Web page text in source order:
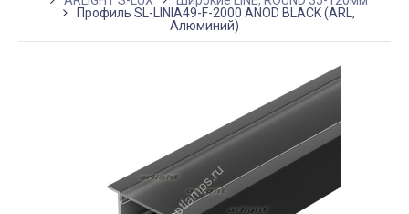
Профиль SL-LINIA49-F-2000 ANOD BLACK (ARL,
Алюминий)